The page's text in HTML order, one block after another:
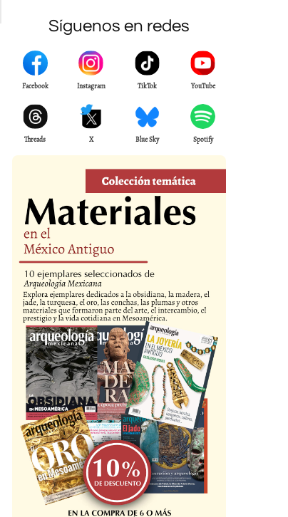
Síguenos en redes
Facebook Instagram TikTok YouTube
Threads X Blue Sky Spotify